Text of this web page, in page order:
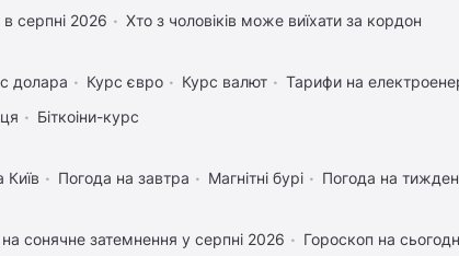
серпні 2026
Хто з чоловіків може виїхати за кордон
долара Курс євро Курс валют Тарифи на
Біткоіни-курс
Київ Погода на завтра Магнітні бурі Погода на
сонячне затемнення у серпні 2026 Гороскоп на